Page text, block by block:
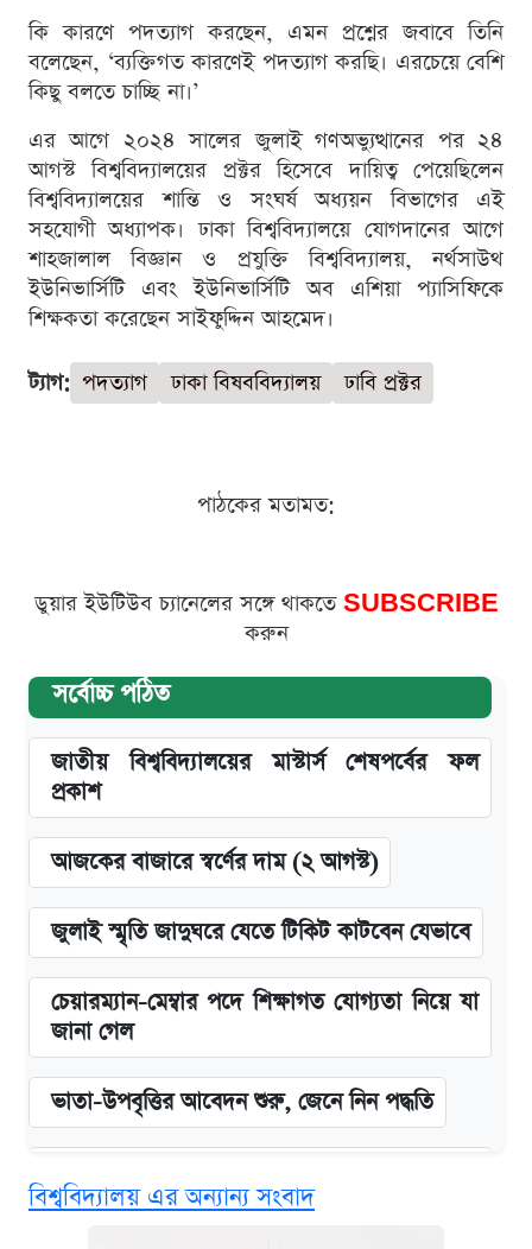
কি কারণে পদত্যাগ করছেন, এমন প্রশ্নের জবাবে তিনি
বলেছেন, ‘ব্যক্তিগত কারণেই পদত্যাগ করছি। এরচেয়ে বেশি
কিছু বলতে চাচ্ছি না।’
এর আগে ২০২৪ সালের জুলাই গণঅভ্যুত্থানের পর ২৪
আগস্ট বিশ্ববিদ্যালয়ের প্রক্টর হিসেবে দায়িত্ব পেয়েছিলেন
বিশ্ববিদ্যালয়ের শান্তি ও সংঘর্ষ অধ্যয়ন বিভাগের এই
সহযোগী অধ্যাপক। ঢাকা বিশ্ববিদ্যালয়ে যোগদানের আগে
শাহজালাল বিজ্ঞান ও প্রযুক্তি বিশ্ববিদ্যালয়, নর্থসাউথ
ইউনিভার্সিটি এবং ইউনিভার্সিটি অব এশিয়া প্যাসিফিকে
শিক্ষকতা করেছেন সাইফুদ্দিন আহমেদ।
ট্যাগ: পদত্যাগ ঢাকা বিষববিদ্যালয় ঢাবি প্রক্টর
পাঠকের মতামত:
ডুয়ার ইউটিউব চ্যানেলের সঙ্গে থাকতে SUBSCRIBE
করুন
সর্বোচ্চ পঠিত
জাতীয় বিশ্ববিদ্যালয়ের মাস্টার্স শেষপর্বের ফল
প্রকাশ
আজকের বাজারে স্বর্ণের দাম (২ আগস্ট)
জুলাই স্মৃতি জাদুঘরে যেতে টিকিট কাটবেন যেভাবে
চেয়ারম্যান-মেম্বার পদে শিক্ষাগত যোগ্যতা নিয়ে যা
জানা গেল
ভাতা-উপবৃত্তির আবেদন শুরু, জেনে নিন পদ্ধতি
খান
বিশ্ববিদ্যালয় এর অন্যান্য সংবাদ